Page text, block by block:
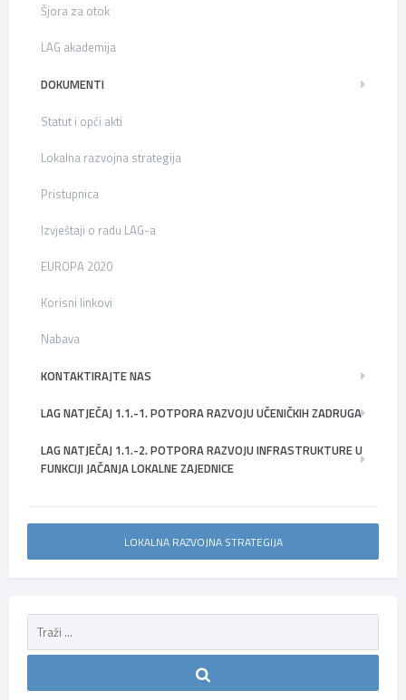
Šjora za otok
LAG akademija
DOKUMENTI
Statut i opći akti
Lokalna razvojna strategija
Pristupnica
Izvještaji o radu LAG-a
EUROPA 2020
Korisni linkovi
Nabava
KONTAKTIRAJTE NAS
LAG NATJEČAJ 1.1.-1. POTPORA RAZVOJU UČENIČKIH ZADRUGA
LAG NATJEČAJ 1.1.-2. POTPORA RAZVOJU INFRASTRUKTURE U
FUNKCIJI JAČANJA LOKALNE ZAJEDNICE
LOKALNA RAZVOJNA STRATEGIJA